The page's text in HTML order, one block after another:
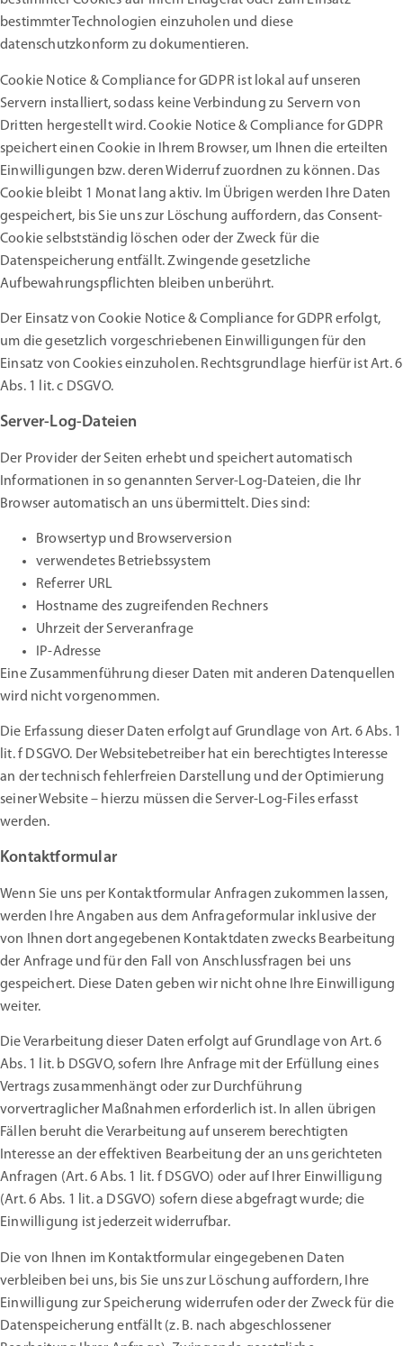
bestimmter Technologien einzuholen und diese
datenschutzkonform zu dokumentieren.
Cookie Notice & Compliance for GDPR ist lokal auf unseren
Servern installiert, sodass keine Verbindung zu Servern von
Dritten hergestellt wird. Cookie Notice & Compliance for GDPR
speichert einen Cookie in Ihrem Browser, um Ihnen die erteilten
Einwilligungen bzw. deren Widerruf zuordnen zu können. Das
Cookie bleibt 1 Monat lang aktiv. Im Übrigen werden Ihre Daten
gespeichert, bis Sie uns zur Löschung auffordern, das Consent-
Cookie selbstständig löschen oder der Zweck für die
Datenspeicherung entfällt. Zwingende gesetzliche
Aufbewahrungspflichten bleiben unberührt.
Der Einsatz von Cookie Notice & Compliance for GDPR erfolgt,
um die gesetzlich vorgeschriebenen Einwilligungen für den
Einsatz von Cookies einzuholen. Rechtsgrundlage hierfür ist Art. 6
Abs. 1 lit. c DSGVO.
Server-Log-Dateien
Der Provider der Seiten erhebt und speichert automatisch
Informationen in so genannten Server-Log-Dateien, die Ihr
Browser automatisch an uns übermittelt. Dies sind:
Browsertyp und Browserversion
verwendetes Betriebssystem
Referrer URL
Hostname des zugreifenden Rechners
Uhrzeit der Serveranfrage
IP-Adresse
Eine Zusammenführung dieser Daten mit anderen Datenquellen
wird nicht vorgenommen.
Die Erfassung dieser Daten erfolgt auf Grundlage von Art. 6 Abs. 1
lit. f DSGVO. Der Websitebetreiber hat ein berechtigtes Interesse
an der technisch fehlerfreien Darstellung und der Optimierung
seiner Website – hierzu müssen die Server-Log-Files erfasst
werden.
Kontaktformular
Wenn Sie uns per Kontaktformular Anfragen zukommen lassen,
werden Ihre Angaben aus dem Anfrageformular inklusive der
von Ihnen dort angegebenen Kontaktdaten zwecks Bearbeitung
der Anfrage und für den Fall von Anschlussfragen bei uns
gespeichert. Diese Daten geben wir nicht ohne Ihre Einwilligung
weiter.
Die Verarbeitung dieser Daten erfolgt auf Grundlage von Art. 6
Abs. 1 lit. b DSGVO, sofern Ihre Anfrage mit der Erfüllung eines
Vertrags zusammenhängt oder zur Durchführung
vorvertraglicher Maßnahmen erforderlich ist. In allen übrigen
Fällen beruht die Verarbeitung auf unserem berechtigten
Interesse an der effektiven Bearbeitung der an uns gerichteten
Anfragen (Art. 6 Abs. 1 lit. f DSGVO) oder auf Ihrer Einwilligung
(Art. 6 Abs. 1 lit. a DSGVO) sofern diese abgefragt wurde; die
Einwilligung ist jederzeit widerrufbar.
Die von Ihnen im Kontaktformular eingegebenen Daten
verbleiben bei uns, bis Sie uns zur Löschung auffordern, Ihre
Einwilligung zur Speicherung widerrufen oder der Zweck für die
Datenspeicherung entfällt (z. B. nach abgeschlossener